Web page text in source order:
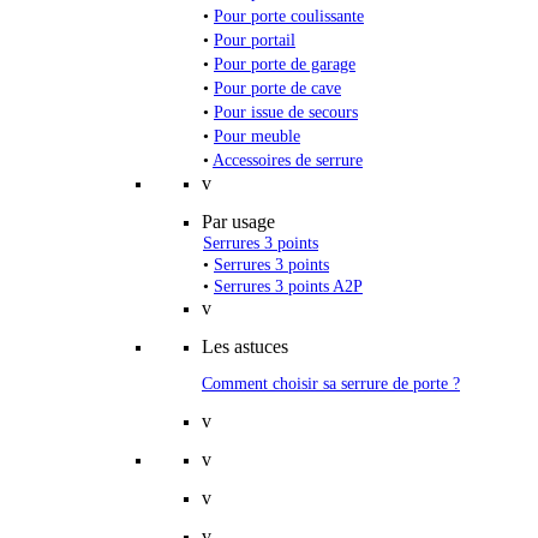
• Pour porte coulissante
• Pour portail
• Pour porte de garage
• Pour porte de cave
• Pour issue de secours
• Pour meuble
• Accessoires de serrure
v
Par usage
Serrures 3 points
• Serrures 3 points
• Serrures 3 points A2P
v
Les astuces
Comment choisir sa serrure de porte ?
v
v
v